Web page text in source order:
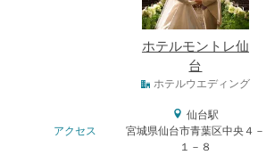
ホテルモントレ仙
台
ホテルウエディング
アクセス
仙台駅
宮城県仙台市青葉区中央４－
１－８